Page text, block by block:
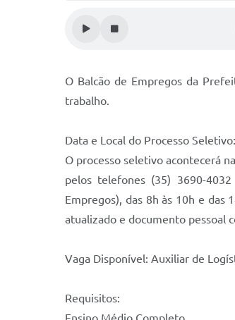
O Balcão de Empregos da
trabalho.
Data e Local do Processo Seletivo:
O processo seletivo acontecerá
pelos telefones (35) 3690-
Empregos), das 8h às 10h e das
atualizado e documento pessoal
Vaga Disponível: Auxiliar de
Requisitos: